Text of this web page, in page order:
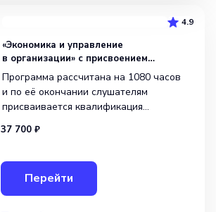
4.9
«Экономика и управление
в организации» с присвоением
квалификации «Экономист-менеджер»
Программа рассчитана на 1080 часов
и по её окончании слушателям
присваивается квалификация
участники изучат ключевые
управления предприятием, а также
современные инструменты анализа
и планирован
37 700 ₽
Перейти